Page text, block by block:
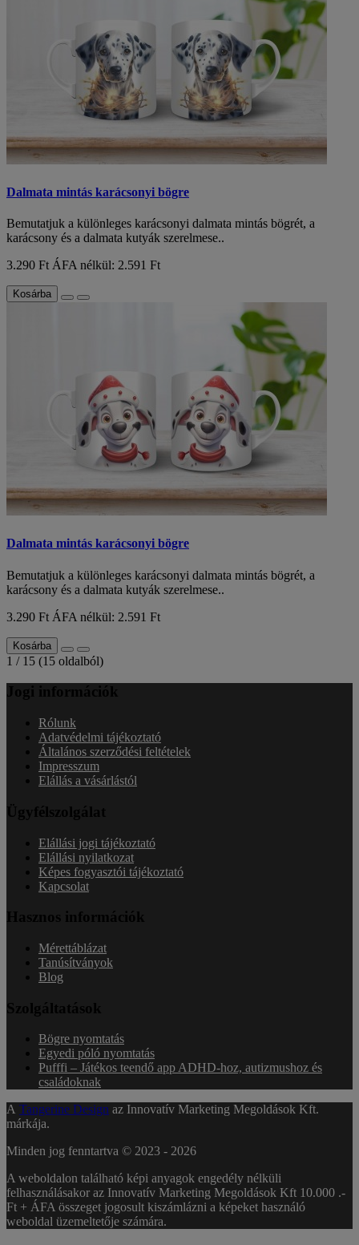
Dalmata mintás karácsonyi bögre
Bemutatjuk a különleges karácsonyi dalmata mintás bögrét, a
karácsony és a dalmata kutyák szerelmese..
3.290 Ft ÁFA nélkül: 2.591 Ft
Kosárba
Dalmata mintás karácsonyi bögre
Bemutatjuk a különleges karácsonyi dalmata mintás bögrét, a
karácsony és a dalmata kutyák szerelmese..
3.290 Ft ÁFA nélkül: 2.591 Ft
Kosárba
1 / 15 (15 oldalból)
Jogi információk
Rólunk
Adatvédelmi tájékoztató
Általános szerződési feltételek
Impresszum
Elállás a vásárlástól
Ügyfélszolgálat
Elállási jogi tájékoztató
Elállási nyilatkozat
Képes fogyasztói tájékoztató
Kapcsolat
Hasznos információk
Mérettáblázat
Tanúsítványok
Blog
Szolgáltatások
Bögre nyomtatás
Egyedi póló nyomtatás
Pufffi – Játékos teendő app ADHD-hoz, autizmushoz és
családoknak
A Tangerine Design az Innovatív Marketing Megoldások Kft.
márkája.
Minden jog fenntartva © 2023 - 2026
A weboldalon található képi anyagok engedély nélküli
felhasználásakor az Innovatív Marketing Megoldások Kft 10.000 .-
Ft + ÁFA összeget jogosult kiszámlázni a képeket használó
weboldal üzemeltetője számára.